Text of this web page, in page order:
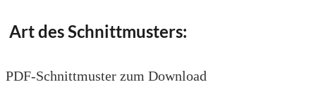
Art des Schnittmusters:
PDF-Schnittmuster zum Download